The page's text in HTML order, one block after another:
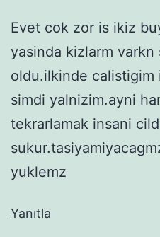
Evet cok zor is ikiz
yasinda kizlarm varkn
oldu.ilkinde calistigim
simdi yalnizim.ayni
tekrarlamak insani
yuklemz
Yanıtla